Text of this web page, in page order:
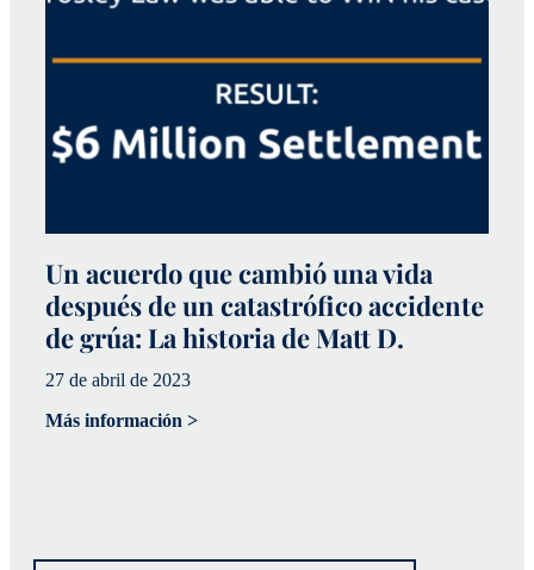
Un acuerdo que cambió una vida
después de un catastrófico accidente
de grúa: La historia de Matt D.
27 de abril de 2023
Más información >